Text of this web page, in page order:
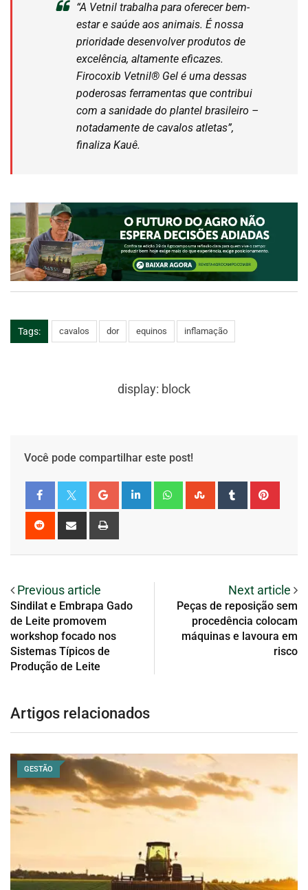
“A Vetnil trabalha para oferecer bem-
estar e saúde aos animais. É nossa
prioridade desenvolver produtos de
excelência, altamente eficazes.
Firocoxib Vetnil® Gel é uma dessas
poderosas ferramentas que contribui
com a sanidade do plantel brasileiro –
notadamente de cavalos atletas”,
finaliza Kauê.
Tags: cavalos dor equinos inflamação
display: block
Você pode compartilhar este post!
Previous article
Sindilat e Embrapa Gado
de Leite promovem
workshop focado nos
Sistemas Típicos de
Produção de Leite
Next article
Peças de reposição sem
procedência colocam
máquinas e lavoura em
risco
Artigos relacionados
GESTÃO